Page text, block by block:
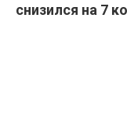
снизился на 7